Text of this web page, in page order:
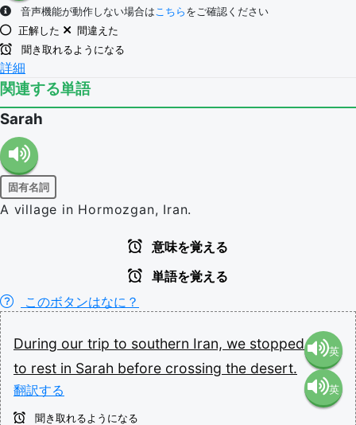
音声機能が動作しない場合はこちら をご確認ください
正解した
間違えた
聞き取れるようになる
詳細
関連する単語
Sarah
固有名詞
A village in Hormozgan, Iran.
意味を覚える
単語を覚える
このボタンはなに？
During our trip to southern Iran, we stopped
to rest in Sarah before crossing the desert.
翻訳する
英
語（米
英
聞き取れるようになる